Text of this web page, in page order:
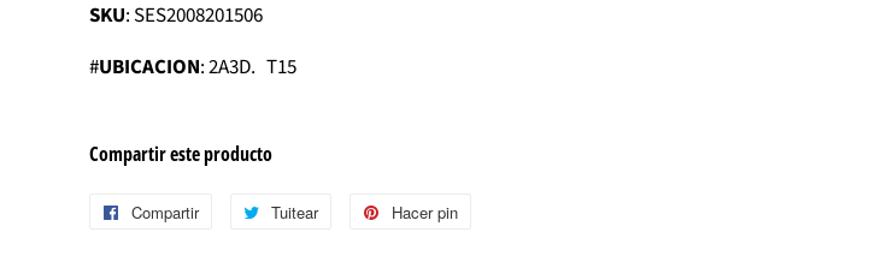
SKU: SES2008201506
#UBICACION: 2A3D. T15
Compartir este producto
Compartir
CompartirTuitear
Tuitear
Hacer pin